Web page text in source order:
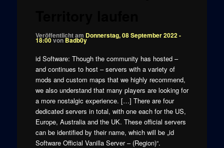
Veröffentlicht am Donnerstag, 08 September 2022 -
18:00vonBadb0y
id Software: Though the community has hosted –
and continues to host – servers with a variety of
mods and custom maps that we highly recommend,
we also understand that many players are looking for
a more nostalgic experience. […] There are four
dedicated servers in total, with one each for the US,
Europe, Australia and the UK. These official servers
can be identified by their name, which will be „id
Software Official Vanilla Server – (Region)“.